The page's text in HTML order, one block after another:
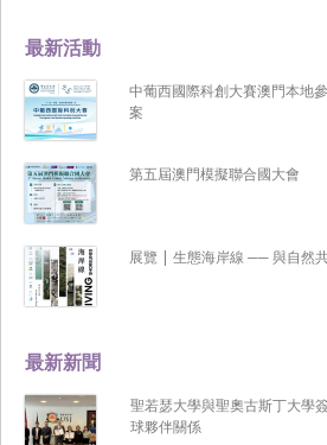
最新新聞
聖若瑟大學與聖奧古斯丁大學
球夥伴關係
最新活動
中葡西國際科創大賽澳門本地
案
第五屆澳門模擬聯合國大會
展覽 | 生態海岸線 ── 與自然